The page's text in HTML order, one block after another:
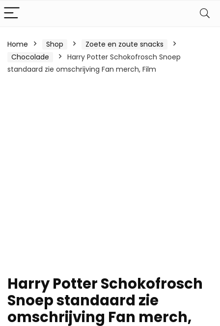
Home Shop
Zoete en zoute snacks
Chocolade
Harry Potter Schokofrosch Snoep
standaard zie omschrijving Fan merch, Film
Harry Potter Schokofrosch
Snoep standaard zie
omschrijving Fan merch,